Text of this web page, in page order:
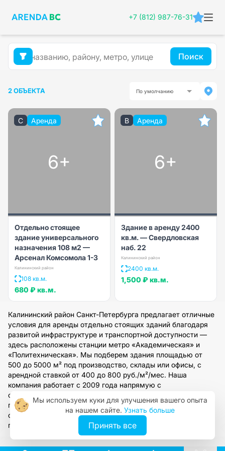
+7 (812) 987-76-31
Поиск
2 ОБЪЕКТА По умолчанию
C Аренда
6+
Отдельно стоящее
здание универсального
назначения 108 м2 —
Арсенал Комсомола 1-3
Калининский район
108 кв.м.
680 ₽ кв.м.
B Аренда
6+
Здание в аренду 2400
кв.м. — Свердловская
наб. 22
Калининский район
2400 кв.м.
1,500 ₽ кв.м.
Калининский район Санкт-Петербурга предлагает отличные
условия для аренды отдельно стоящих зданий благодаря
развитой инфраструктуре и транспортной доступности —
здесь расположены станции метро «Академическая» и
«Политехническая». Мы подберем здания площадью от
500 до 5000 м² под производство, склады или офисы, с
арендной ставкой от 400 до 800 руб./м²/мес. Наша
компания работает с 2009 года напрямую с
собственниками, что обеспечивает прозрачность сделок и
полное юридическое сопровождение. Оставьте заявку на
сайте, и наши специалисты организуют просмотр
подходящих объектов в течение 1-2 рабочих дней.
Мы используем куки для улучшения вашего опыта
на нашем сайте. Узнать больше
Принять все